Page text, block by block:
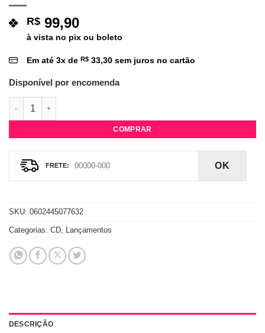
R$ 99,90
à vista no pix ou boleto
Em até 3x de R$ 33,30 sem juros no cartão
Disponível por encomenda
CD Norah Jones - Come Away With Me (20th Anniversary)
COMPRAR
OK
SKU: 0602445077632
Categorias: CD Lançamentos
DESCRIÇÃO